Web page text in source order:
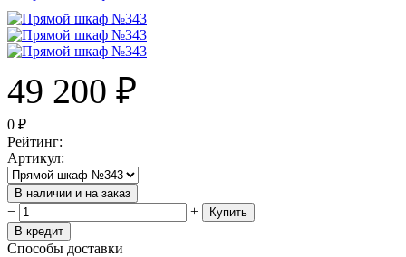
49 200 ₽
0 ₽
Рейтинг:
Артикул:
В наличии и на заказ
− +
Купить
В кредит
Способы доставки